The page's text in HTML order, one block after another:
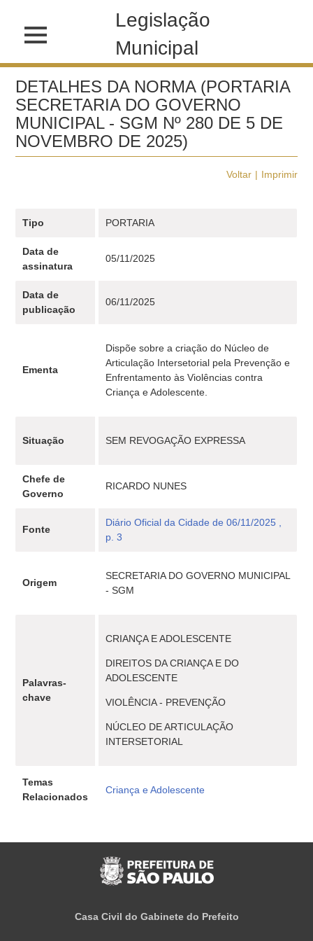
Legislação
Municipal
DETALHES DA NORMA (PORTARIA
SECRETARIA DO GOVERNO
MUNICIPAL - SGM Nº 280 DE 5 DE
NOVEMBRO DE 2025)
Voltar Imprimir
Tipo PORTARIA
Data de
assinatura
05/11/2025
Data de
publicação
06/11/2025
Ementa
Dispõe sobre a criação do Núcleo de
Articulação Intersetorial pela Prevenção e
Enfrentamento às Violências contra
Criança e Adolescente.
Situação SEM REVOGAÇÃO EXPRESSA
Chefe de
Governo
RICARDO NUNES
Fonte
Diário Oficial da Cidade de 06/11/2025 ,
p. 3
Origem
SECRETARIA DO GOVERNO MUNICIPAL
- SGM
Palavras-
chave
CRIANÇA E ADOLESCENTE
DIREITOS DA CRIANÇA E DO
ADOLESCENTE
VIOLÊNCIA - PREVENÇÃO
NÚCLEO DE ARTICULAÇÃO
INTERSETORIAL
Temas
Relacionados
Criança e Adolescente
Casa Civil do Gabinete do Prefeito